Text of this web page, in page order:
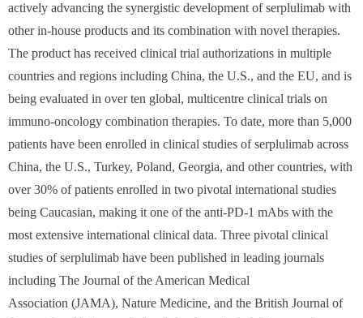
actively advancing the synergistic development of serplulimab with
other in-house products and its combination with novel therapies.
The product has received clinical trial authorizations in multiple
countries and regions including China, the U.S., and the EU, and is
being evaluated in over ten global, multicentre clinical trials on
immuno-oncology combination therapies. To date, more than 5,000
patients have been enrolled in clinical studies of serplulimab across
China, the U.S., Turkey, Poland, Georgia, and other countries, with
over 30% of patients enrolled in two pivotal international studies
being Caucasian, making it one of the anti-PD-1 mAbs with the
most extensive international clinical data. Three pivotal clinical
studies of serplulimab have been published in leading journals
including The Journal of the American Medical
Association (JAMA), Nature Medicine, and the British Journal of